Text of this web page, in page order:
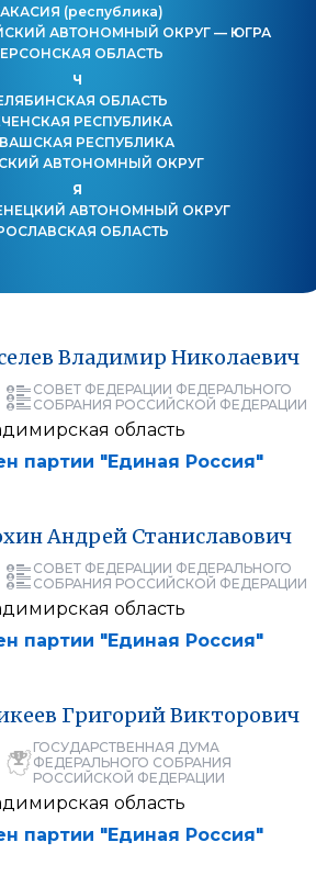
(республика)
АВТОНОМНЫЙ ОКРУГ — ЮГРА
ОБЛАСТЬ
Ч
ОБЛАСТЬ
РЕСПУБЛИКА
РЕСПУБЛИКА
АВТОНОМНЫЙ ОКРУГ
Я
АВТОНОМНЫЙ ОКРУГ
ОБЛАСТЬ
Владимир Николаевич
СОВЕТ ФЕДЕРАЦИИ ФЕДЕРАЛЬНОГО
СОБРАНИЯ РОССИЙСКОЙ ФЕДЕРАЦИИ
область
партии "Единая Россия"
Андрей Станиславович
СОВЕТ ФЕДЕРАЦИИ ФЕДЕРАЛЬНОГО
СОБРАНИЯ РОССИЙСКОЙ ФЕДЕРАЦИИ
область
партии "Единая Россия"
ГригорийВикторович
ГОСУДАРСТВЕННАЯ ДУМА
ФЕДЕРАЛЬНОГО СОБРАНИЯ
РОССИЙСКОЙ ФЕДЕРАЦИИ
область
партии "Единая Россия"